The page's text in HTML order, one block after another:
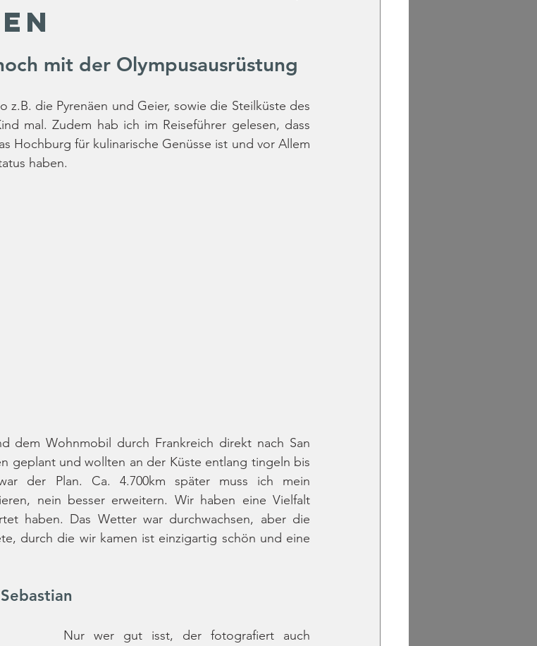
mit der Olympusausrüstung
die Pyrenäen und Geier, sowie die Steilküste des
mal. Zudem hab ich im Reiseführer gelesen, dass
Hochburg für kulinarische Genüsse ist und vor Allem
haben.
dem Wohnmobil durch Frankreich direkt nach San
geplant und wollten an der Küste entlang tingeln bis
der Plan. Ca. 4.700km später muss ich mein
nein besser erweitern. Wir haben eine Vielfalt
haben. Das Wetter war durchwachsen, aber die
durch die wir kamen ist einzigartig schön und eine
Nur wer gut isst, der fotografiert auch